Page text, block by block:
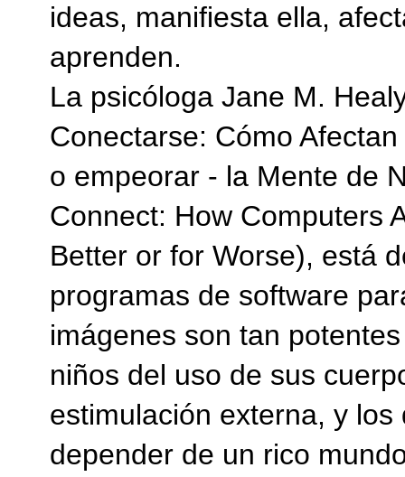
ideas, manifiesta ella,
aprenden.
La psicóloga Jane M.
Conectarse: Cómo
o empeorar - la Mente de
Connect: How Computers
Better or for Worse), está
programas de software
imágenes son tan
niños del uso de sus
estimulación externa, y
depender de un rico